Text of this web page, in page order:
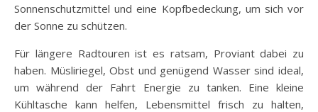
Sonnenschutzmittel und eine Kopfbedeckung, um sich vor
der Sonne zu schützen.
Für längere Radtouren ist es ratsam, Proviant dabei zu
haben. Müsliriegel, Obst und genügend Wasser sind ideal,
um während der Fahrt Energie zu tanken. Eine kleine
Kühltasche kann helfen, Lebensmittel frisch zu halten,